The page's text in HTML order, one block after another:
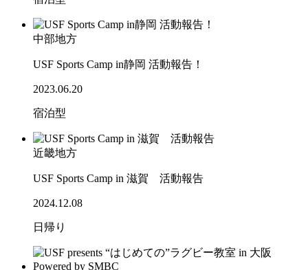
中部地方
USF Sports Camp in静岡 活動報告！
2023.06.20
宿泊型
近畿地方
USF Sports Camp in 滋賀 活動報告
2024.12.08
日帰り